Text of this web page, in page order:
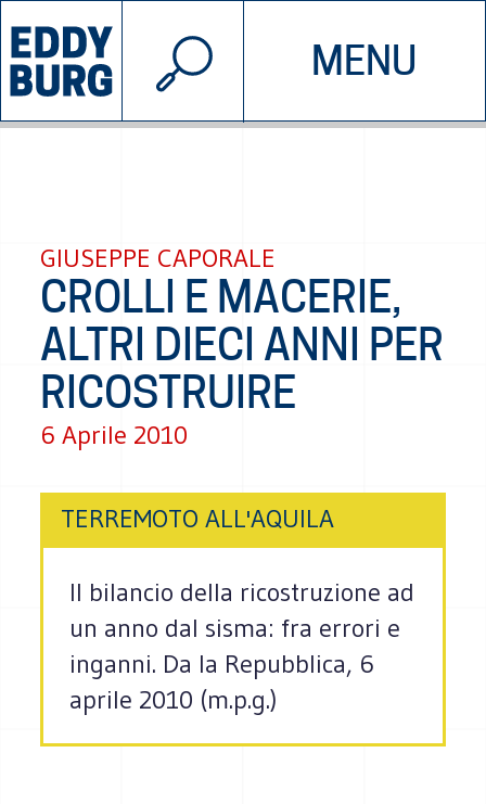
MENU
INIZIATIVE CHI SIAMO
© 2026 EDDYBURG
GIUSEPPE CAPORALE
CROLLI E MACERIE,
ALTRI DIECI ANNI PER
RICOSTRUIRE
6 Aprile 2010
TERREMOTO ALL'AQUILA
Il bilancio della ricostruzione ad
un anno dal sisma: fra errori e
inganni. Da la Repubblica, 6
aprile 2010 (m.p.g.)